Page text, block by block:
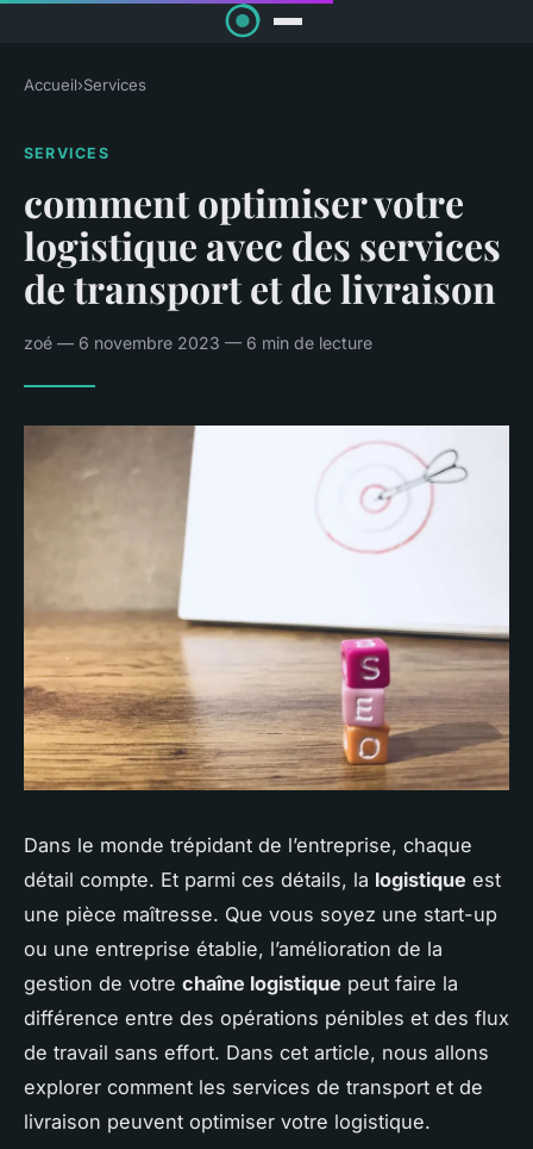
Accueil›Services
SERVICES
comment optimiser votre
logistique avec des services
de transport et de livraison
zoé — 6 novembre 2023 — 6 min de lecture
Dans le monde trépidant de l’entreprise, chaque
détail compte. Et parmi ces détails, la logistique est
une pièce maîtresse. Que vous soyez une start-up
ou une entreprise établie, l’amélioration de la
gestion de votre chaîne logistique peut faire la
différence entre des opérations pénibles et des flux
de travail sans effort. Dans cet article, nous allons
explorer comment les services de transport et de
livraison peuvent optimiser votre logistique.